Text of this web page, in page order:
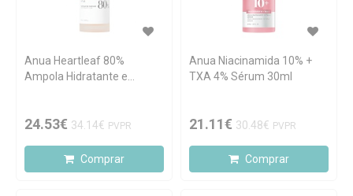
Anua Heartleaf 80%
Ampola Hidratante e
24.53€ 34.14€ PVPR
Comprar
Anua Niacinamida 10% +
TXA 4% Sérum 30ml
21.11€ 30.48€ PVPR
Comprar